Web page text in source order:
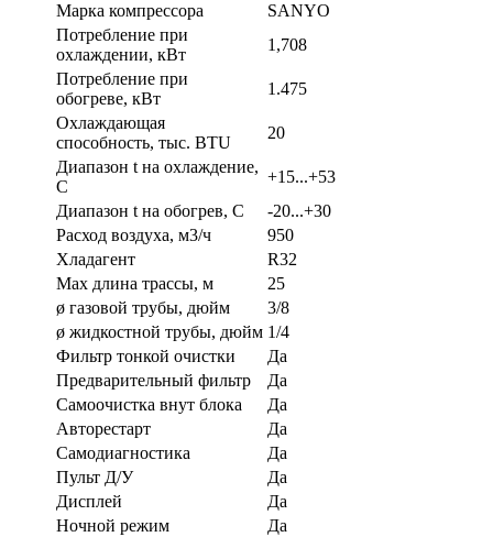
Марка компрессора
SANYO
Потребление при
охлаждении, кВт
1,708
Потребление при
обогреве, кВт
1.475
Охлаждающая
способность, тыс. BTU
20
Диапазон t на охлаждение,
С
+15...+53
Диапазон t на обогрев, С
-20...+30
Расход воздуха, м3/ч
950
Хладагент
R32
Max длина трассы, м
25
ø газовой трубы, дюйм
3/8
ø жидкостной трубы, дюйм 1/4
Фильтр тонкой очистки
Да
Предварительный фильтр
Да
Самоочистка внут блока
Да
Авторестарт
Да
Самодиагностика
Да
Пульт Д/У
Да
Дисплей
Да
Ночной режим
Да